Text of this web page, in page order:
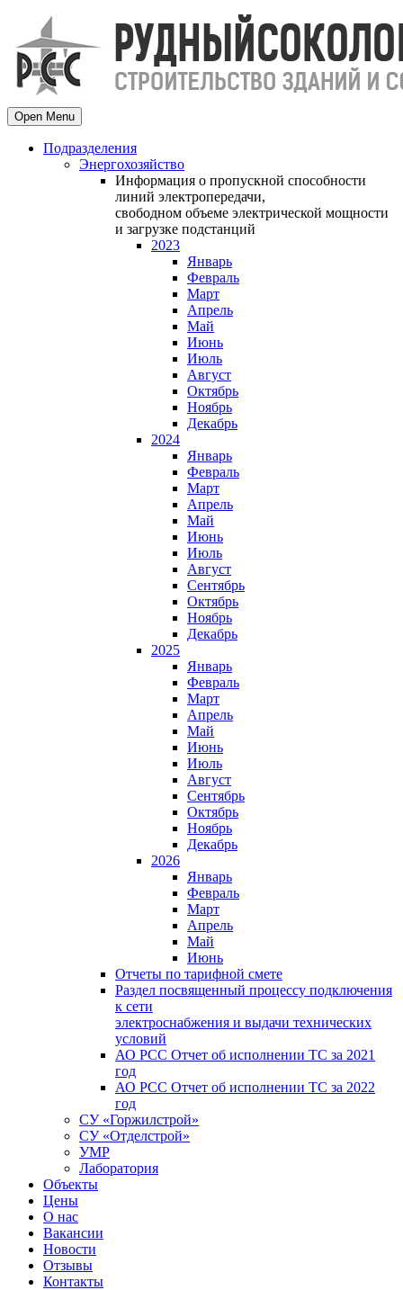
Open Menu
Подразделения
Энергохозяйство
Информация о пропускной способности
линий электропередачи,
свободном объеме электрической мощности
и загрузке подстанций
2023
Январь
Февраль
Март
Апрель
Май
Июнь
Июль
Август
Октябрь
Ноябрь
Декабрь
2024
Январь
Февраль
Март
Апрель
Май
Июнь
Июль
Август
Сентябрь
Октябрь
Ноябрь
Декабрь
2025
Январь
Февраль
Март
Апрель
Май
Июнь
Июль
Август
Сентябрь
Октябрь
Ноябрь
Декабрь
2026
Январь
Февраль
Март
Апрель
Май
Июнь
Отчеты по тарифной смете
Раздел посвященный процессу подключения
к сети
электроснабжения и выдачи технических
условий
АО РСС Отчет об исполнении ТС за 2021
год
АО РСС Отчет об исполнении ТС за 2022
год
СУ «Горжилстрой»
СУ «Отделстрой»
УМР
Лаборатория
Объекты
Цены
О нас
Вакансии
Новости
Отзывы
Контакты